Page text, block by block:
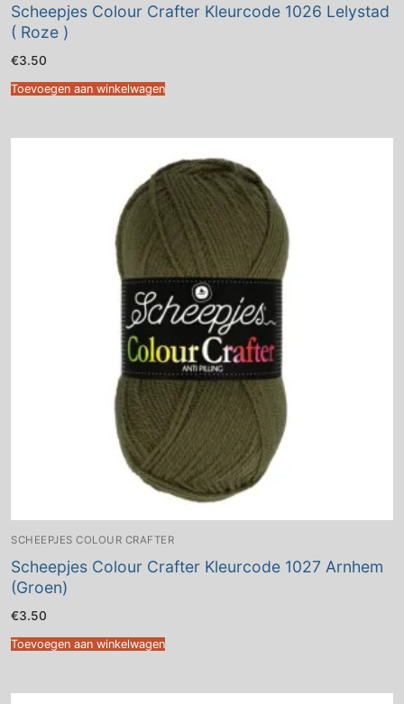
Scheepjes Colour Crafter Kleurcode 1026 Lelystad
( Roze )
€3.50
Toevoegen aan winkelwagen
SCHEEPJES COLOUR CRAFTER
Scheepjes Colour Crafter Kleurcode 1027 Arnhem
(Groen)
€3.50
Toevoegen aan winkelwagen